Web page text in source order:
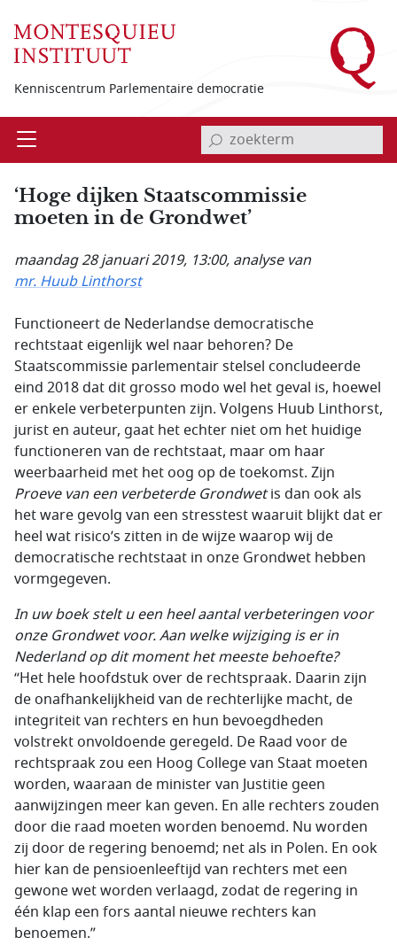
Kenniscentrum Parlementaire democratie
Open invoerveld zoekterm
‘Hoge dijken Staatscommissie
moeten in de Grondwet’
maandag 28 januari 2019, 13:00, analyse van
mr. Huub Linthorst
Functioneert de Nederlandse democratische
rechtstaat eigenlijk wel naar behoren? De
Staatscommissie parlementair stelsel concludeerde
eind 2018 dat dit grosso modo wel het geval is, hoewel
er enkele verbeterpunten zijn. Volgens Huub Linthorst,
jurist en auteur, gaat het echter niet om het huidige
functioneren van de rechtstaat, maar om haar
weerbaarheid met het oog op de toekomst. Zijn
Proeve van een verbeterde Grondwetis dan ook als
het ware gevolg van een stresstest waaruit blijkt dat er
heel wat risico’s zitten in de wijze waarop wij de
democratische rechtstaat in onze Grondwet hebben
vormgegeven.
In uw boek stelt u een heel aantal verbeteringen voor
onze Grondwet voor. Aan welke wijziging is er in
Nederland op dit moment het meeste behoefte?
“Het hele hoofdstuk over de rechtspraak. Daarin zijn
de onafhankelijkheid van de rechterlijke macht, de
integriteit van rechters en hun bevoegdheden
volstrekt onvoldoende geregeld. De Raad voor de
rechtspraak zou een Hoog College van Staat moeten
worden, waaraan de minister van Justitie geen
aanwijzingen meer kan geven. En alle rechters zouden
door die raad moeten worden benoemd. Nu worden
zij door de regering benoemd; net als in Polen. En ook
hier kan de pensioenleeftijd van rechters met een
gewone wet worden verlaagd, zodat de regering in
één klap een fors aantal nieuwe rechters kan
benoemen.”